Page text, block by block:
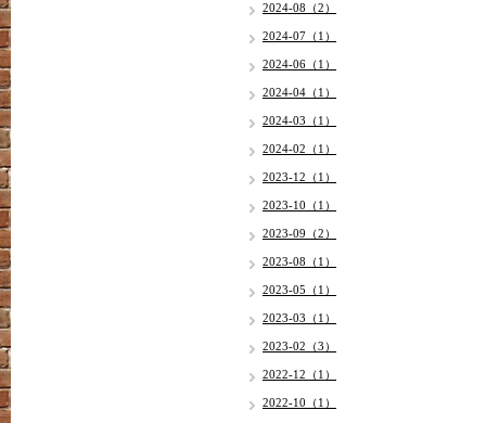
2024-08（2）
2024-07（1）
2024-06（1）
2024-04（1）
2024-03（1）
2024-02（1）
2023-12（1）
2023-10（1）
2023-09（2）
2023-08（1）
2023-05（1）
2023-03（1）
2023-02（3）
2022-12（1）
2022-10（1）